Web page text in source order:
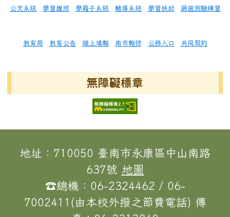
公文系統 學習護照 學籍子系統 輔導系統 學習扶助 篩選測驗練習
教育局 教育公告 線上填報 南市報修 公務入口 共同契約
無障礙標章
頁尾區域內容
地址：710050 臺南市永康區中山南路
637號 地圖
☎總機：06-2324462 / 06-
7002411(由本校外撥之節費電話) 傳